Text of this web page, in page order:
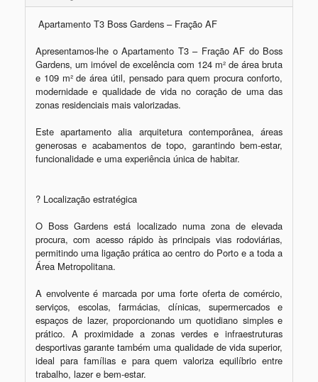
Apresentamos-lhe o Apartamento T3 – Fração AF do Boss
Gardens, um imóvel de excelência com 124 m² de área bruta
e 109 m² de área útil, pensado para quem procura conforto,
modernidade e qualidade de vida no coração de uma das
zonas residenciais mais valorizadas.
Este apartamento alia arquitetura contemporânea, áreas
generosas e acabamentos de topo, garantindo bem-estar,
funcionalidade e uma experiência única de habitar.
? Localização estratégica
O Boss Gardens está localizado numa zona de elevada
procura, com acesso rápido às principais vias rodoviárias,
permitindo uma ligação prática ao centro do Porto e a toda a
Área Metropolitana.
A envolvente é marcada por uma forte oferta de comércio,
serviços, escolas, farmácias, clínicas, supermercados e
espaços de lazer, proporcionando um quotidiano simples e
prático. A proximidade a zonas verdes e infraestruturas
desportivas garante também uma qualidade de vida superior,
ideal para famílias e para quem valoriza equilíbrio entre
trabalho, lazer e bem-estar.